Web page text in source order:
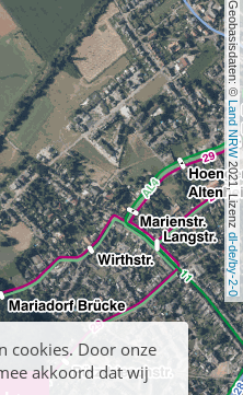
Land NRW
2021, Lizenz
dl-de/by-2-0
cookies. Door onze
akkoord dat wij